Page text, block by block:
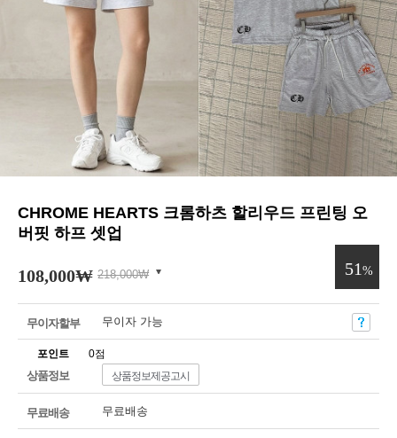
CHROME HEARTS 크롬하츠 할리우드 프린팅 오
버핏 하프 셋업
108,000₩ 218,000₩ 51 %
무이자할부 무이자 가능
포인트 0점
상품정보 상품정보제공고시
무료배송 무료배송